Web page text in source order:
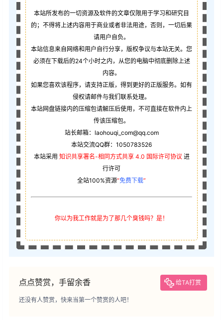
本站所发布的一切资源及软件的文章仅限用于学习和研究目
的；不得将上述内容用于商业或者非法用途，否则，一切后果
请用户自负。
本站信息来自网络和用户自行分享，版权争议与本站无关。您
必须在下载后的24个小时之内，从您的电脑中彻底删除上述
内容。
如果您喜欢该程序，请支持正版，得到更好的正版服务。如有
侵权请邮件与我们联系处理。
本站网盘链接内的压缩包请解压后使用，不可直接在软件内上
传该压缩包。
站长邮箱：laohouqi_com@qq.com
本站交流QQ群：1050783526
本站采用 知识共享署名-相同方式共享 4.0 国际许可协议 进
行许可
全站100%资源“免费下载”
你以为我工作就是为了那几个臭钱吗？是！
点点赞赏，手留余香 给TA打赏
还没有人赞赏，快来当第一个赞赏的人吧！